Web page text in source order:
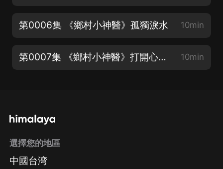
第0006集 《鄉村小神醫》孤獨淚水 10min
第0007集 《鄉村小神醫》打開心結（上） 10min
選擇您的地區
中國台湾